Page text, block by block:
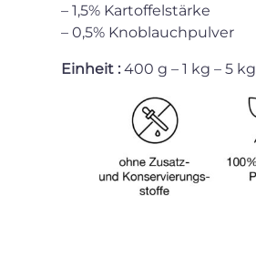
– 1,5% Kartoffelstärke
– 0,5% Knoblauchpulver
Einheit :400 g – 1 kg – 5 kg